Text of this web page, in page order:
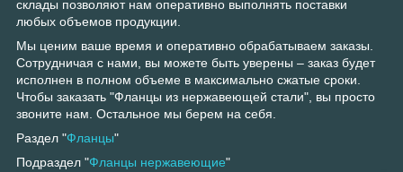
склады позволяют нам оперативно выполнять поставки
любых объемов продукции.
Мы ценим ваше время и оперативно обрабатываем заказы.
Сотрудничая с нами, вы можете быть уверены – заказ будет
исполнен в полном объеме в максимально сжатые сроки.
Чтобы заказать "Фланцы из нержавеющей стали", вы просто
звоните нам. Остальное мы берем на себя.
Раздел "Фланцы"
Подраздел "Фланцы нержавеющие"